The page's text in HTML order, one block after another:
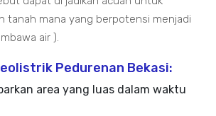
tanah mana yang berpotensi menjadi
air ).
Pedurenan Bekasi:
area yang luas dalam waktu